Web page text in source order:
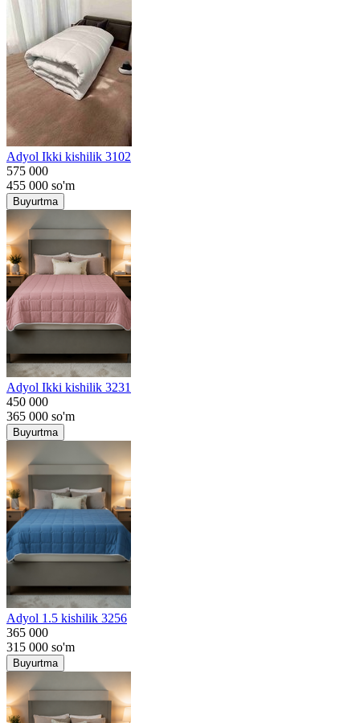
Adyol Ikki kishilik 3102
575 000
455 000 so'm
Buyurtma
Adyol Ikki kishilik 3231
450 000
365 000 so'm
Buyurtma
Adyol 1.5 kishilik 3256
365 000
315 000 so'm
Buyurtma